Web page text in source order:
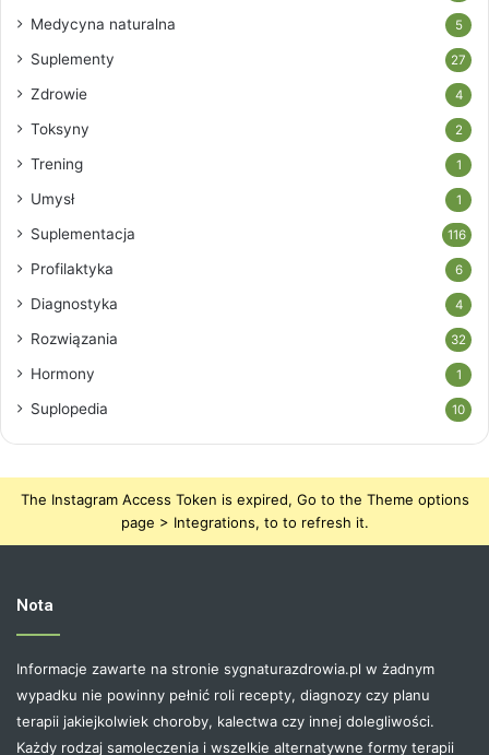
Medycyna naturalna 5
Suplementy 27
Zdrowie 4
Toksyny 2
Trening 1
Umysł 1
Suplementacja 116
Profilaktyka 6
Diagnostyka 4
Rozwiązania 32
Hormony 1
Suplopedia 10
The Instagram Access Token is expired, Go to the Theme options
page > Integrations, to to refresh it.
Nota
Informacje zawarte na stronie sygnaturazdrowia.pl w żadnym
wypadku nie powinny pełnić roli recepty, diagnozy czy planu
terapii jakiejkolwiek choroby, kalectwa czy innej dolegliwości.
Każdy rodzaj samoleczenia i wszelkie alternatywne formy terapii